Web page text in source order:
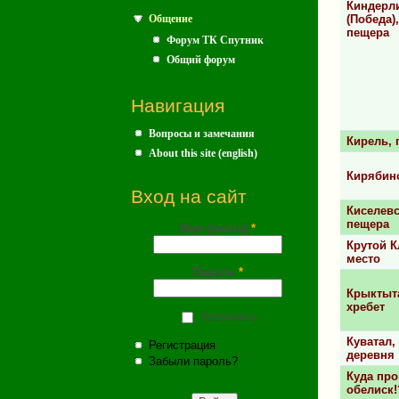
Общение
Форум ТК Спутник
Общий форум
Навигация
Вопросы и замечания
About this site (english)
Вход на сайт
Имя (почта) *
Пароль *
Запомнить
Регистрация
Забыли пароль?
(Победа),
пещера
Кирель,
пещера
Крутой
место
хребет
Куватал,
деревня
Куда